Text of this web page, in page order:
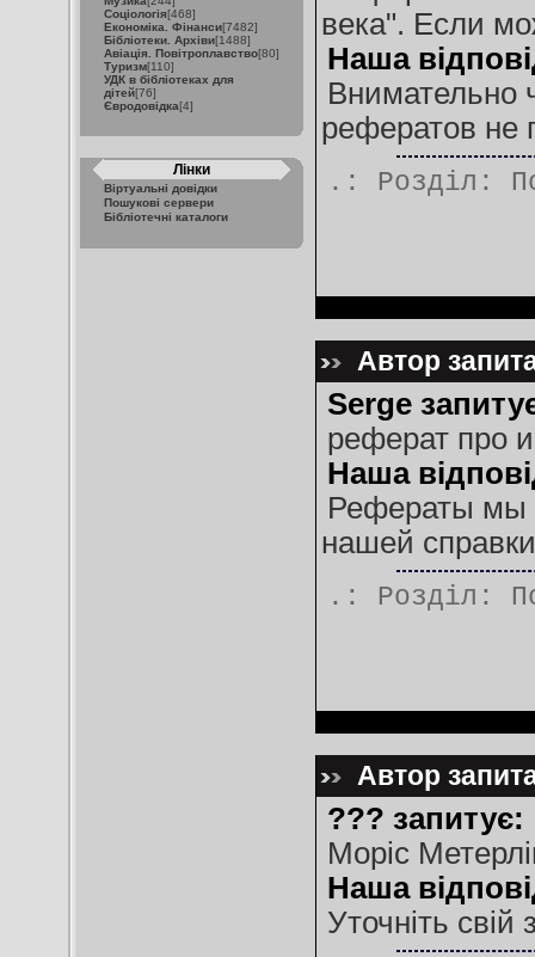
Соціологія[468]
Економіка. Фінанси[7482]
Бібліотеки. Архіви[1488]
Авіація. Повітроплавство[80]
Туризм[110]
УДК в бібліотеках для
дітей[76]
Євродовідка[4]
Лінки
Віртуальні довідки
Пошукові сервери
Бібліотечні каталоги
века". Если
Наша
Внимательно
рефератов не
.: Розділ:
Автор
Serge
реферат про
Наша
Рефераты мы
нашей
.: Розділ:
Автор
??? запитує:
Моріс
Наша
Уточніть свій